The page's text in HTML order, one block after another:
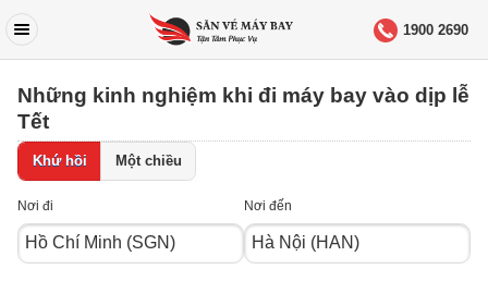
1900 2690
Những kinh nghiệm khi đi máy bay vào dịp lễ
Tết
Khứ hồi Một chiều
Nơi đi Nơi đến